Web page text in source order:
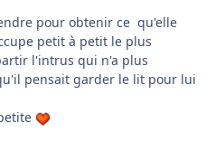
pour obtenir ce qu'elle
petit à petit le plus
l'intrus qui n'a plus
pensait garder le lit pour lui